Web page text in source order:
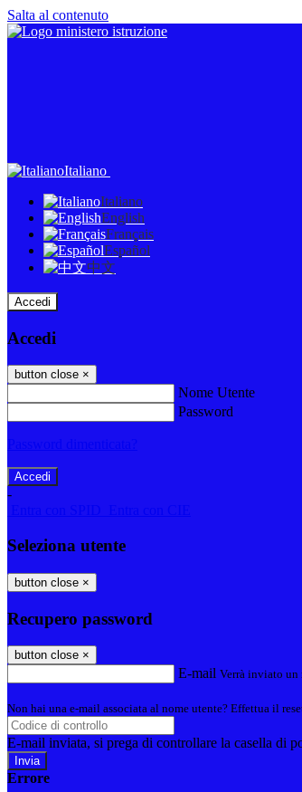
Salta al contenuto
Italiano
Italiano
English
Français
Español
中文
Accedi
Accedi
button close ×
Nome Utente
Password
-
Seleziona utente
button close ×
Recupero password
button close ×
E-mail Verrà inviato un
Non hai una e-mail associata al nome utente? Effettua il
E-mail inviata, si prega di controllare la casella di
Errore